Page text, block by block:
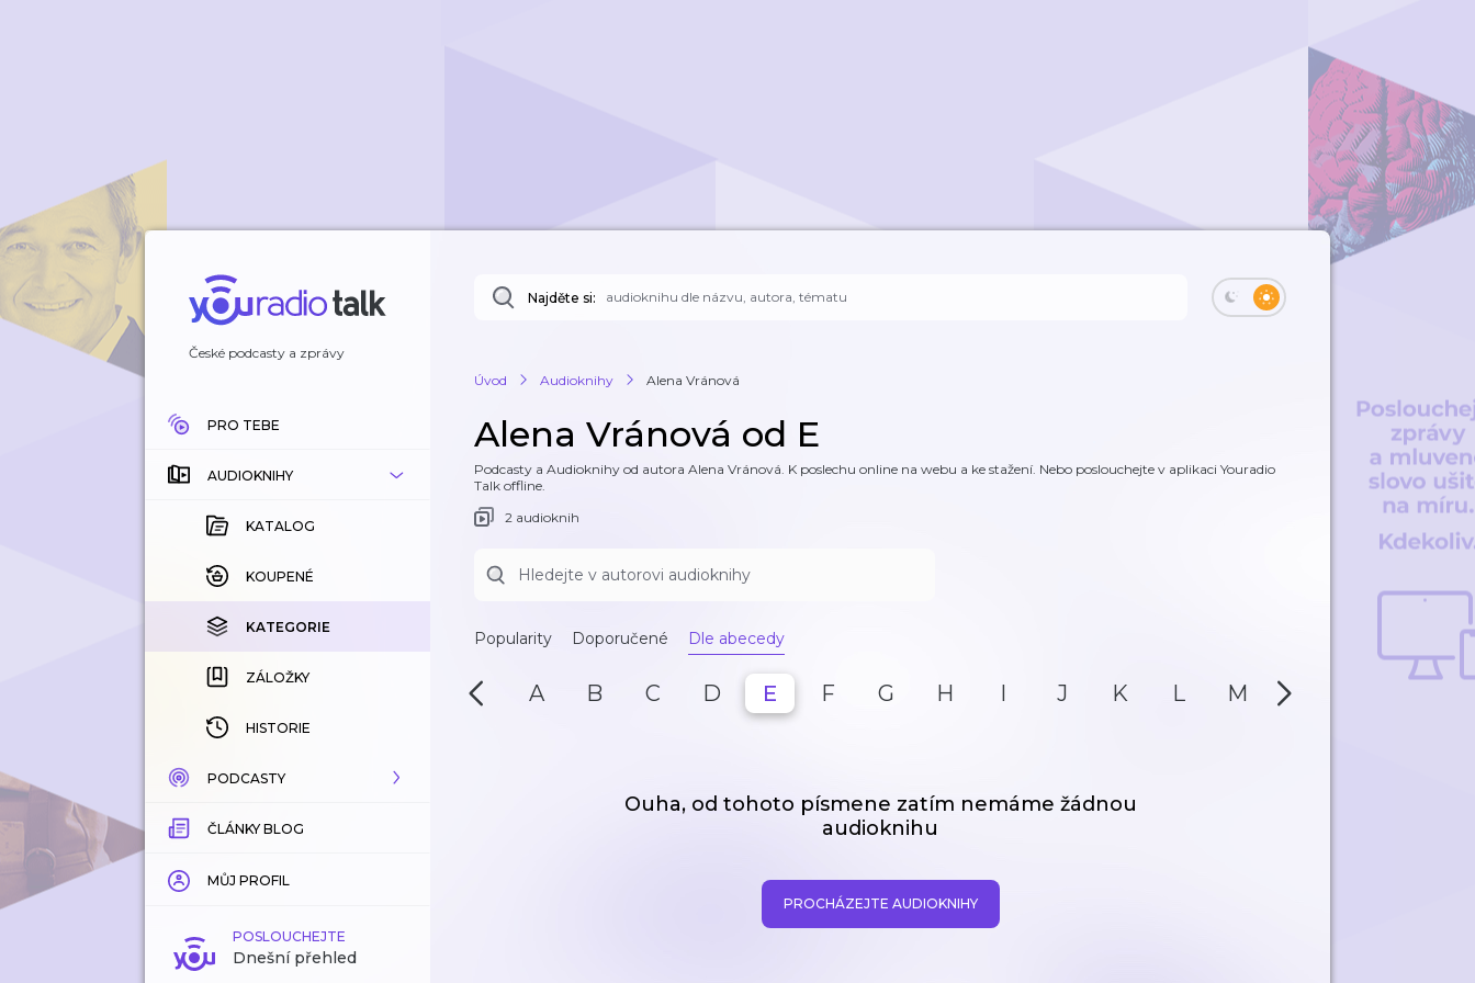
České podcasty a zprávy
PRO TEBE
AUDIOKNIHY
KATALOG
KOUPENÉ
KATEGORIE
ZÁLOŽKY
HISTORIE
PODCASTY
KATALOG
KATEGORIE
ZÁLOŽKY
ČLÁNKY BLOG
MŮJ PROFIL
POSLOUCHEJTE
Dnešní přehled
Najděte si:
Úvod Audioknihy Alena Vránová
Alena Vránová od E
Podcasty a Audioknihy od autora Alena Vránová. K poslechu online na webu a ke stažení. Nebo poslouchejte v aplikaci Youradio
Talk offline.
2 audioknih
Popularity Doporučené Dle abecedy
A B C D E F G H I J K L M N
Ouha, od tohoto písmene zatím nemáme žádnou
audioknihu
PROCHÁZEJTE AUDIOKNIHY